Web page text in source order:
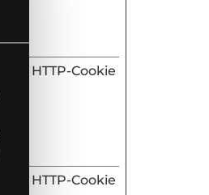
HTTP-Cookie
HTTP-Cookie